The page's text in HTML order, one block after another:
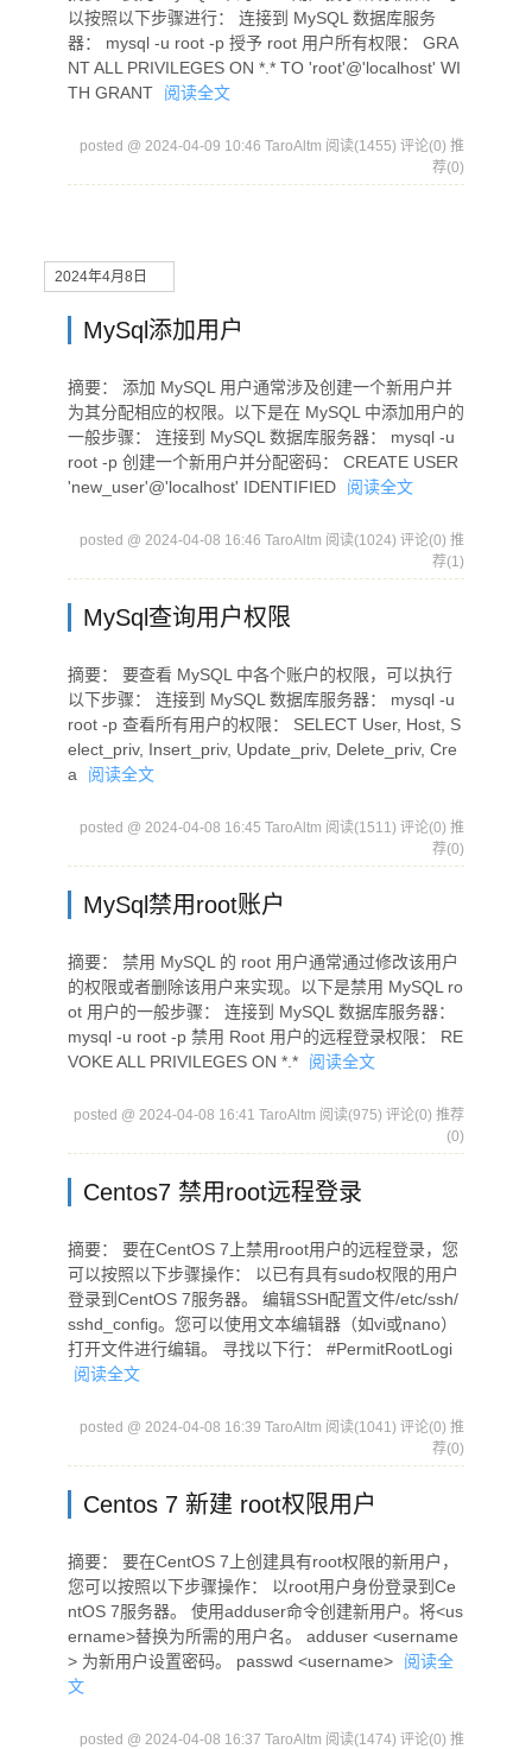
以按照以下步骤进行： 连接到 MySQL 数据库服务
器： mysql -u root -p 授予 root 用户所有权限： GRA
NT ALL PRIVILEGES ON *.* TO 'root'@'localhost' WI
TH GRANT
阅读全文
posted @ 2024-04-09 10:46 TaroAltm 阅读(1455) 评论(0) 推
荐(0)
2024年4月8日
MySql添加用户
摘要： 添加 MySQL 用户通常涉及创建一个新用户并
为其分配相应的权限。以下是在 MySQL 中添加用户的
一般步骤： 连接到 MySQL 数据库服务器： mysql -u
root -p 创建一个新用户并分配密码： CREATE USER
'new_user'@'localhost' IDENTIFIED
阅读全文
posted @ 2024-04-08 16:46 TaroAltm 阅读(1024) 评论(0) 推
荐(1)
MySql查询用户权限
摘要： 要查看 MySQL 中各个账户的权限，可以执行
以下步骤： 连接到 MySQL 数据库服务器： mysql -u
root -p 查看所有用户的权限： SELECT User, Host, S
elect_priv, Insert_priv, Update_priv, Delete_priv, Cre
a
阅读全文
posted @ 2024-04-08 16:45 TaroAltm 阅读(1511) 评论(0) 推
荐(0)
MySql禁用root账户
摘要： 禁用 MySQL 的 root 用户通常通过修改该用户
的权限或者删除该用户来实现。以下是禁用 MySQL ro
ot 用户的一般步骤： 连接到 MySQL 数据库服务器：
mysql -u root -p 禁用 Root 用户的远程登录权限： RE
VOKE ALL PRIVILEGES ON *.*
阅读全文
posted @ 2024-04-08 16:41 TaroAltm 阅读(975) 评论(0) 推荐
(0)
Centos7 禁用root远程登录
摘要： 要在CentOS 7上禁用root用户的远程登录，您
可以按照以下步骤操作： 以已有具有sudo权限的用户
登录到CentOS 7服务器。 编辑SSH配置文件/etc/ssh/
sshd_config。您可以使用文本编辑器（如vi或nano）
打开文件进行编辑。 寻找以下行： #PermitRootLogi
阅读全文
posted @ 2024-04-08 16:39 TaroAltm 阅读(1041) 评论(0) 推
荐(0)
Centos 7 新建 root权限用户
摘要： 要在CentOS 7上创建具有root权限的新用户，
您可以按照以下步骤操作： 以root用户身份登录到Ce
ntOS 7服务器。 使用adduser命令创建新用户。将<us
ername>替换为所需的用户名。 adduser <username
> 为新用户设置密码。 passwd <username>
阅读全
文
posted @ 2024-04-08 16:37 TaroAltm 阅读(1474) 评论(0) 推